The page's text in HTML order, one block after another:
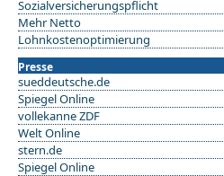
Sozialversicherungspflicht
Mehr Netto
Lohnkostenoptimierung
Presse
sueddeutsche.de
Spiegel Online
vollekanne ZDF
Welt Online
stern.de
Spiegel Online